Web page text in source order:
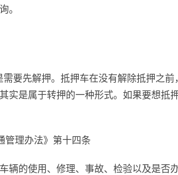
。
需要先解押。抵押车在没有解除抵押之
实是属于转押的一种形式。如果要想抵
管理办法》第十四条
辆的使用、修理、事故、检验以及是否